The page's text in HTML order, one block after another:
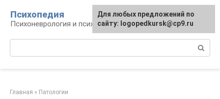
контенту
Психопедия
Психоневрология и психиатрия
Главная » Патологии
Для любых предложений по
сайту: logopedkursk@cp9.ru